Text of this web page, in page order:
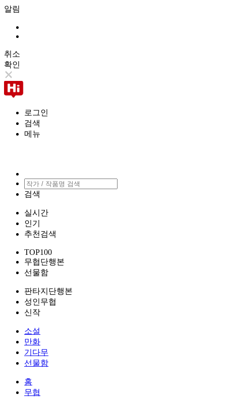
알림
취소
확인
로그인
검색
메뉴
검색
실시간
인기
추천검색
TOP100
무협단행본
선물함
판타지단행본
성인무협
신작
소설
만화
기다무
선물함
홈
무협